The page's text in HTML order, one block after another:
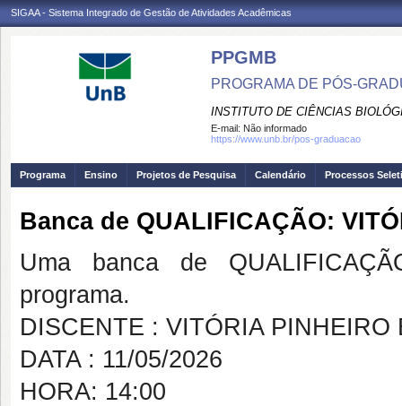
SIGAA - Sistema Integrado de Gestão de Atividades Acadêmicas
PPGMB
PROGRAMA DE PÓS-
INSTITUTO DE CIÊNCIAS
E-mail: Não informado
https://www.unb.br/pos-graduacao
Programa Ensino Projetos de Pesquisa Calendário Processos
Banca de QUALIFICAÇÃO:
Uma banca de
programa.
DISCENTE : VITÓRIA PINHEIRO
DATA : 11/05/2026
HORA: 14:00